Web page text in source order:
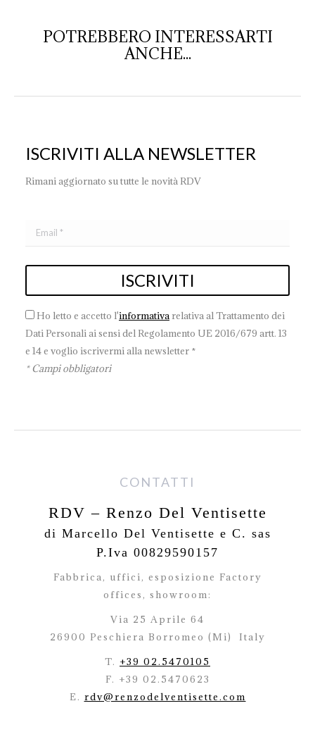
POTREBBERO INTERESSARTI
ANCHE...
ISCRIVITI ALLA NEWSLETTER
Rimani aggiornato su tutte le novità RDV
Ho letto e accetto l'informativa relativa al Trattamento dei
Dati Personali ai sensi del Regolamento UE 2016/679 artt. 13
e 14 e voglio iscrivermi alla newsletter *
* Campi obbligatori
CONTATTI
RDV – Renzo Del Ventisette
di Marcello Del Ventisette e C. sas
P.Iva 00829590157
Fabbrica, uffici, esposizione Factory
offices, showroom:
Via 25 Aprile 64
26900 Peschiera Borromeo (Mi)
Italy
T. +39 02.5470105
F. +39 02.5470623
E. rdv@renzodelventisette.com